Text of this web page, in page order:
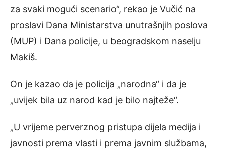
za svaki mogući scenario“, rekao je Vučić na
proslavi Dana Ministarstva unutrašnjih poslova
(MUP) i Dana policije, u beogradskom naselju
Makiš.
On je kazao da je policija „narodna“ i da je
„uvijek bila uz narod kad je bilo najteže“.
„U vrijeme perverznog pristupa dijela medija i
javnosti prema vlasti i prema javnim službama,